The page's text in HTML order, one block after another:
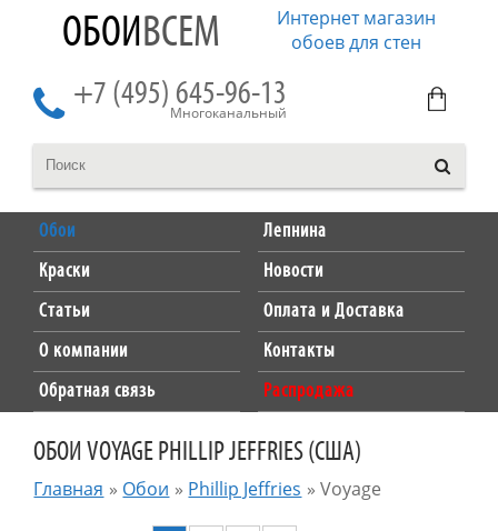
ОБОИВСЕМ
Интернет магазин
обоев для стен
+7 (495) 645-96-13
Многоканальный
Обои
Лепнина
Краски
Новости
Статьи
Оплата и Доставка
О компании
Контакты
Обратная связь
Распродажа
ОБОИ VOYAGE PHILLIP JEFFRIES (США)
Главная » Обои » Phillip Jeffries »Voyage